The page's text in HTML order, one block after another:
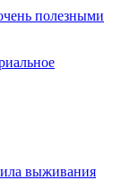
полезными
выживания